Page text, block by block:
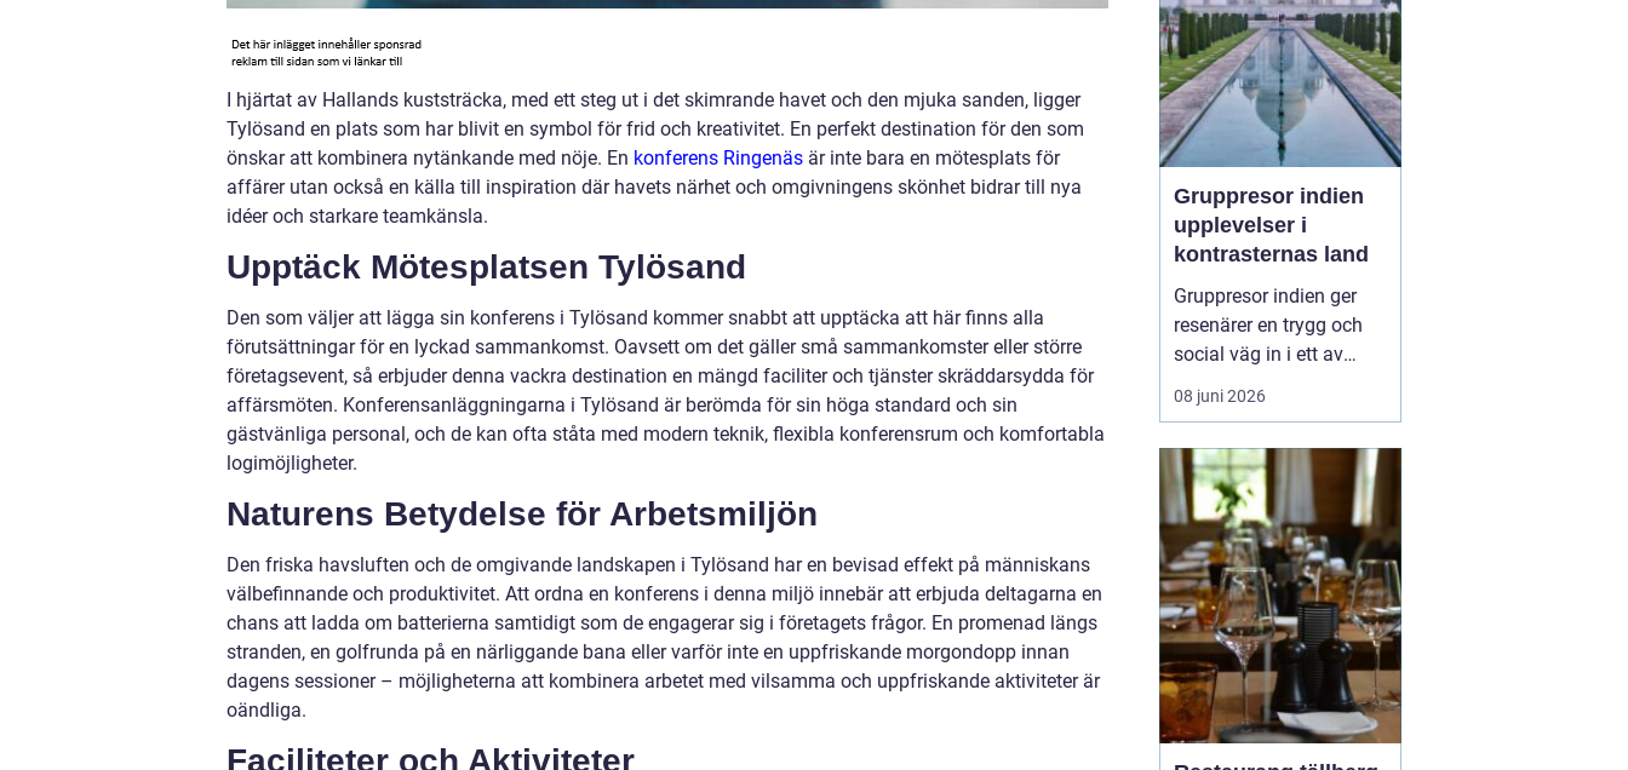
I hjärtat av Hallands kuststräcka, med ett steg ut i det skimrande havet och den mjuka sanden, ligger
Tylösand en plats som har blivit en symbol för frid och kreativitet. En perfekt destination för den som
önskar att kombinera nytänkande med nöje. En konferens Ringenäs är inte bara en mötesplats för
affärer utan också en källa till inspiration där havets närhet och omgivningens skönhet bidrar till nya
idéer och starkare teamkänsla.
Upptäck Mötesplatsen Tylösand
Den som väljer att lägga sin konferens i Tylösand kommer snabbt att upptäcka att här finns alla
förutsättningar för en lyckad sammankomst. Oavsett om det gäller små sammankomster eller större
företagsevent, så erbjuder denna vackra destination en mängd faciliter och tjänster skräddarsydda för
affärsmöten. Konferensanläggningarna i Tylösand är berömda för sin höga standard och sin
gästvänliga personal, och de kan ofta ståta med modern teknik, flexibla konferensrum och komfortabla
logimöjligheter.
Naturens Betydelse för Arbetsmiljön
Den friska havsluften och de omgivande landskapen i Tylösand har en bevisad effekt på människans
välbefinnande och produktivitet. Att ordna en konferens i denna miljö innebär att erbjuda deltagarna en
chans att ladda om batterierna samtidigt som de engagerar sig i företagets frågor. En promenad längs
stranden, en golfrunda på en närliggande bana eller varför inte en uppfriskande morgondopp innan
dagens sessioner – möjligheterna att kombinera arbetet med vilsamma och uppfriskande aktiviteter är
oändliga.
Faciliteter och Aktiviteter
Gruppresor indien
upplevelser i
kontrasternas land
Gruppresor indien ger
resenärer en trygg och
social väg in i ett av
världens mest färgstarka
länder. Landet bjuder på
heliga platser och
myllrande städer, mellan
snöklädda bergstoppar
och tropiska stränder.
Med en erfaren res...
08 juni 2026